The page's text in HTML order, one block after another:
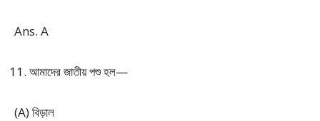
Ans. A
আমাদের জাতীয় পশু হল—
(A) বিড়াল